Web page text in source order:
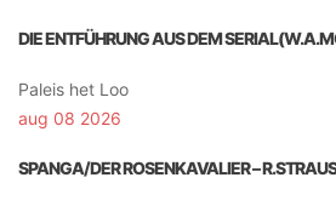
DIE ENTFÜHRUNG AUS DEM
Paleis het Loo
aug 08 2026
SPANGA/DER ROSENKAVALIER –